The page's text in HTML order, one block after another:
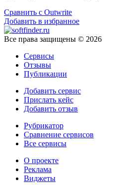
Сравнить с Outwrite
Добавить в избранное
Все права защищены © 2026
Сервисы
Отзывы
Публикации
Добавить сервис
Прислать кейс
Добавить отзыв
Рубрикатор
Сравнение сервисов
Все сервисы
О проекте
Реклама
Виджеты